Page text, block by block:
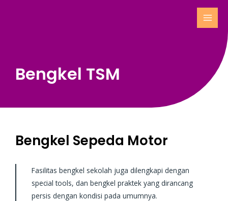
Bengkel TSM
Bengkel Sepeda Motor
Fasilitas bengkel sekolah juga dilengkapi dengan
special tools, dan bengkel praktek yang dirancang
persis dengan kondisi pada umumnya.